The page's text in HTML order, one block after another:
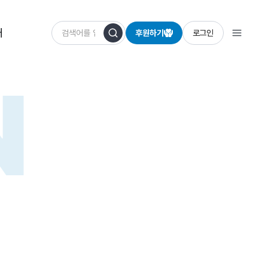
후원하기 로그인